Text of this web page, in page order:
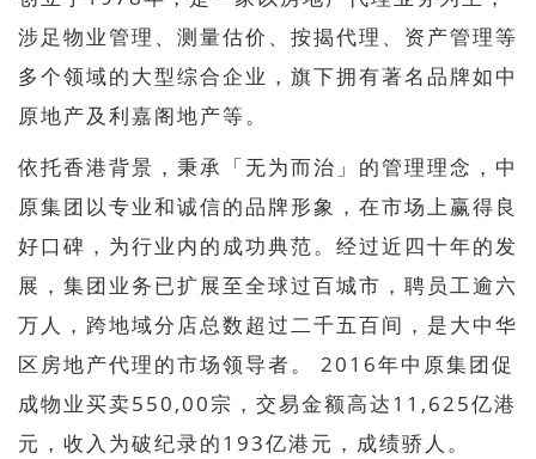
涉足物业管理、测量估价、按揭代理、资产管理等
多个领域的大型综合企业，旗下拥有著名品牌如中
原地产及利嘉阁地产等。
依托香港背景，秉承「无为而治」的管理理念，中
原集团以专业和诚信的品牌形象，在市场上赢得良
好口碑，为行业内的成功典范。经过近四十年的发
展，集团业务已扩展至全球过百城市，聘员工逾六
万人，跨地域分店总数超过二千五百间，是大中华
区房地产代理的市场领导者。 2016年中原集团促
成物业买卖550,00宗，交易金额高达11,625亿港
元，收入为破纪录的193亿港元，成绩骄人。